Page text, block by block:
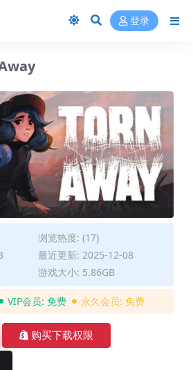
登录
浏览热度: (17)
最近更新: 2025-12-08
游戏大小: 5.86GB
VIP会员: 免费 永久会员: 免费
购买下载权限